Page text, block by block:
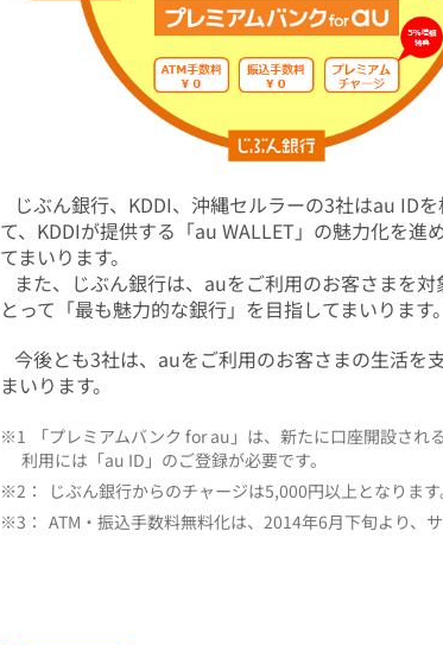
じぶん銀行、KDDI、沖縄セルラーの3社はau ID
て、KDDIが提供する「au WALLET」の魅力化を
てまいります。
また、じぶん銀行は、auをご利用のお客さまを
とって「最も魅力的な銀行」を目指してまいります。
今後とも3社は、auをご利用のお客さまの生活を
まいります。
※1
「プレミアムバンク for au」は、新たに口座開設さ
利用には「au ID」のご登録が必要です。
※2：
じぶん銀行からのチャージは5,000円以上となりま
※3： ATM・振込手数料無料化は、2014年6月下旬より、